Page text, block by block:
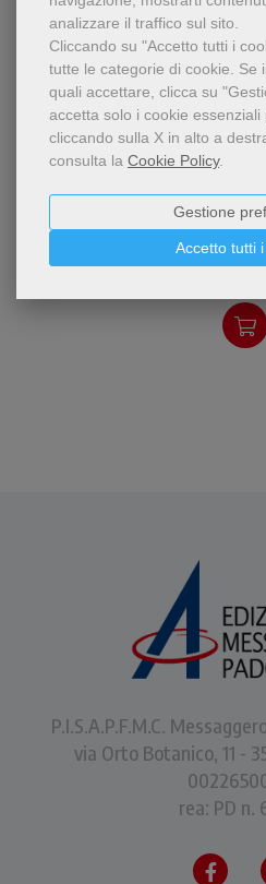
analizzare il traffico sul sito.
Cliccando su "Accetto tutti i
tutte le categorie di cookie. Se
quali accettare, clicca su
accetta solo i cookie
cliccando sulla X in alto a
consulta la Cookie Policy.
Accetto tutti
Gestione
Rileggere “da
storia di
regalare
inaspettate,
Le lettere di
P.I.S.A.P.F.M.C.
via Orto Botanico, 11 -
rea: PD n.